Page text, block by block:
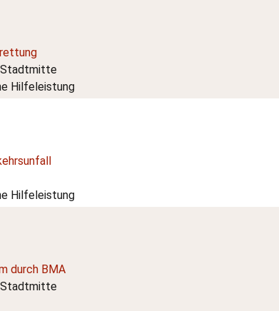
Hilfeleistung
Hilfeleistung
durch BMA